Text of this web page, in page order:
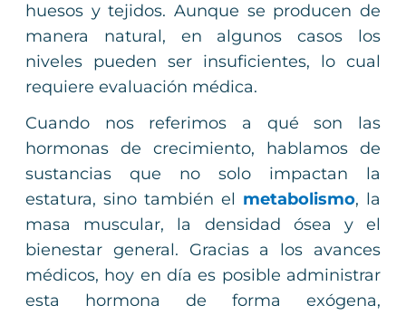
huesos y tejidos. Aunque se producen de
manera natural, en algunos casos los
niveles pueden ser insuficientes, lo cual
requiere evaluación médica.
Cuando nos referimos a qué son las
hormonas de crecimiento, hablamos de
sustancias que no solo impactan la
estatura, sino también el metabolismo, la
masa muscular, la densidad ósea y el
bienestar general. Gracias a los avances
médicos, hoy en día es posible administrar
esta hormona de forma exógena,